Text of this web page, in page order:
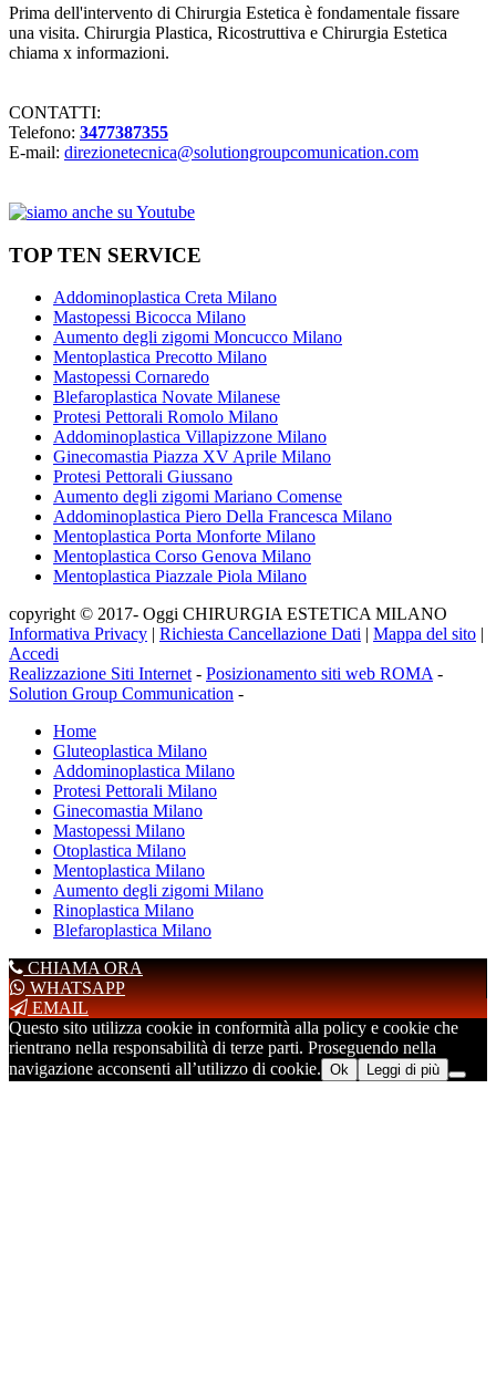
Prima dell'intervento di Chirurgia Estetica è fondamentale fissare
una visita. Chirurgia Plastica, Ricostruttiva e Chirurgia Estetica
chiama x informazioni.
CONTATTI:
Telefono: 3477387355
E-mail: direzionetecnica@solutiongroupcomunication.com
TOP TEN SERVICE
Addominoplastica Creta Milano
Mastopessi Bicocca Milano
Aumento degli zigomi Moncucco Milano
Mentoplastica Precotto Milano
Mastopessi Cornaredo
Blefaroplastica Novate Milanese
Protesi Pettorali Romolo Milano
Addominoplastica Villapizzone Milano
Ginecomastia Piazza XV Aprile Milano
Protesi Pettorali Giussano
Aumento degli zigomi Mariano Comense
Addominoplastica Piero Della Francesca Milano
Mentoplastica Porta Monforte Milano
Mentoplastica Corso Genova Milano
Mentoplastica Piazzale Piola Milano
copyright © 2017- Oggi CHIRURGIA ESTETICA MILANO
Informativa Privacy | Richiesta Cancellazione Dati | Mappa del sito |
Accedi
Realizzazione Siti Internet - Posizionamento siti web ROMA -
Solution Group Communication -
Home
Gluteoplastica Milano
Addominoplastica Milano
Protesi Pettorali Milano
Ginecomastia Milano
Mastopessi Milano
Otoplastica Milano
Mentoplastica Milano
Aumento degli zigomi Milano
Rinoplastica Milano
Blefaroplastica Milano
CHIAMA ORA
WHATSAPP
EMAIL
Questo sito utilizza cookie in conformità alla policy e cookie che
rientrano nella responsabilità di terze parti. Proseguendo nella
navigazione acconsenti all’utilizzo di cookie. Ok Leggi di più